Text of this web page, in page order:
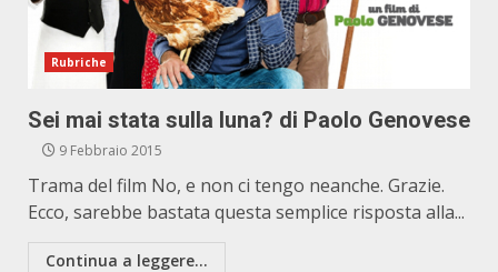
Rubriche
Sei mai stata sulla luna? di Paolo Genovese
9 Febbraio 2015
Trama del film No, e non ci tengo neanche. Grazie.
Ecco, sarebbe bastata questa semplice risposta alla...
Continua a leggere...